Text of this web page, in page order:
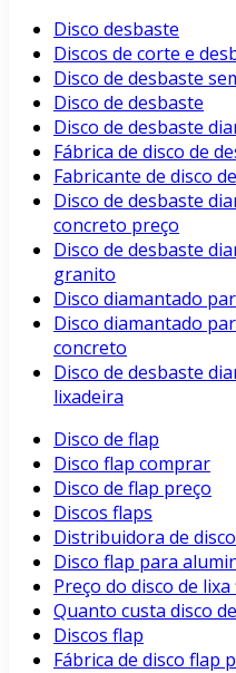
Disco desbaste
Discos de corte e
Disco de desbaste
Disco de desbaste
Disco de desbaste
Fábrica de disco de
Fabricante de disco
Disco de desbaste
concreto preço
Disco de desbaste
granito
Disco diamantado
Disco diamantado
concreto
Disco de desbaste
lixadeira
Disco de flap
Disco flap comprar
Disco de flap preço
Discos flaps
Distribuidora de
Disco flap para
Preço do disco de lixa
Quanto custa disco
Discos flap
Fábrica de disco flap